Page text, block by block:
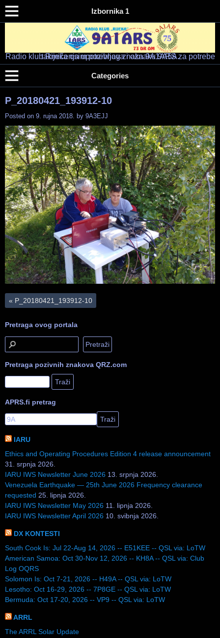
Izbornika 1
Radio klub "RIJEKA" – 9A1ARS – 9A5A
HAM RADIO KLUB RIJEKA
Radio klub Rijeka osim pozivnog znaka 9A1ARS za potrebe takmičenja upotrebljava i oznaku 9A5A.
Categories
P_20180421_193912-10
Posted on 9. rujna 2018. by 9A3EJJ
« P_20180421_193912-10
Pretraga ovog portala
Pretraga pozivnih znakova QRZ.com
APRS.fi pretrag
IARU
Ethics and Operating Procedures Edition 4 release announcement
31. srpnja 2026.
IARU IWS Newsletter June 2026 13. srpnja 2026.
Venezuela Earthquake — 25th June 2026 Frequency clearance
requested 25. lipnja 2026.
IARU IWS Newsletter May 2026 11. lipnja 2026.
IARU IWS Newsletter April 2026 10. svibnja 2026.
DX KONTESTI
South Cook Is: Jul 22-Aug 14, 2026 -- E51KEE -- QSL via: LoTW
American Samoa: Oct 30-Nov 12, 2026 -- KH8A -- QSL via: Club
Log OQRS
Solomon Is: Oct 7-21, 2026 -- H49A -- QSL via: LoTW
Lesotho: Oct 16-29, 2026 -- 7P8GE -- QSL via: LoTW
Bermuda: Oct 17-20, 2026 -- VP9 -- QSL via: LoTW
ARRL
The ARRL Solar Update